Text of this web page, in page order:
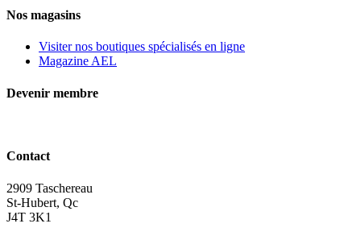
Nos magasins
Visiter nos boutiques spécialisés en ligne
Magazine AEL
Devenir membre
Contact
2909 Taschereau
St-Hubert, Qc
J4T 3K1